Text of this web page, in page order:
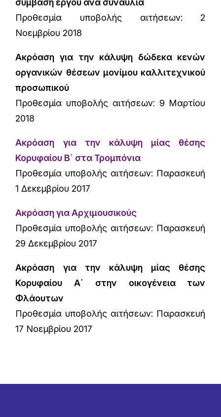
σύμβαση έργου ανά συναυλία
Προθεσμία υποβολής αιτήσεων: 2
Νοεμβρίου 2018
Ακρόαση για την κάλυψη δώδεκα κενών
οργανικών θέσεων μονίμου καλλιτεχνικού
προσωπικού
Προθεσμία υποβολής αιτήσεων: 9 Μαρτίου
2018
Ακρόαση για την κάλυψη μίας θέσης
Κορυφαίου Β΄ στα Τρομπόνια
Προθεσμία υποβολής αιτήσεων: Παρασκευή
1 Δεκεμβρίου 2017
Ακρόαση για Αρχιμουσικούς
Προθεσμία υποβολής αιτήσεων: Παρασκευή
29 Δεκεμβρίου 2017
Ακρόαση για την κάλυψη μίας θέσης
Κορυφαίου Α΄ στην οικογένεια των
Φλάουτων
Προθεσμία υποβολής αιτήσεων: Παρασκευή
17 Νοεμβρίου 2017